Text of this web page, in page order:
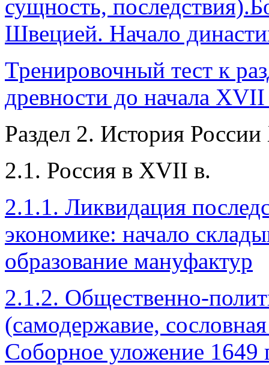
сущность,
Швецией. Начало
Тренировочный тест к
древности до начала
Раздел 2. История
2.1. Россия в XVII в.
2.1.1. Ликвидация
экономике: начало
образование мануфактур
2.1.2. Общественно-
(самодержавие,
Соборное уложение 1649